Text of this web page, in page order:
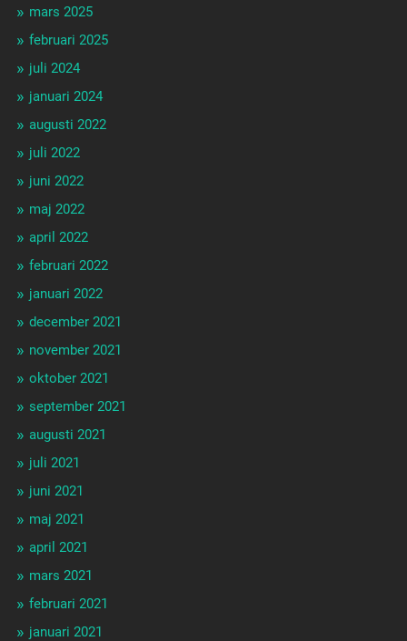
mars 2025
februari 2025
juli 2024
januari 2024
augusti 2022
juli 2022
juni 2022
maj 2022
april 2022
februari 2022
januari 2022
december 2021
november 2021
oktober 2021
september 2021
augusti 2021
juli 2021
juni 2021
maj 2021
april 2021
mars 2021
februari 2021
januari 2021